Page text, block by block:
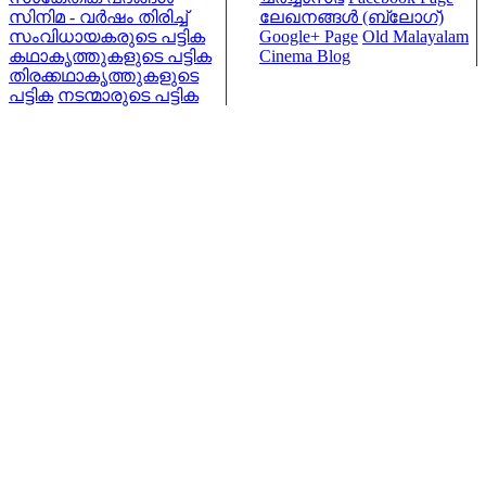
സിനിമ - വര്‍ഷം തിരിച്ച്
സംവിധായകരുടെ പട്ടിക
കഥാകൃത്തുകളുടെ പട്ടിക
തിരക്കഥാകൃത്തുകളുടെ
പട്ടിക നടന്മാരുടെ പട്ടിക
ലേഖനങ്ങള്‍ (ബ്ലോഗ്)
Google+ Page Old Malayalam
Cinema Blog